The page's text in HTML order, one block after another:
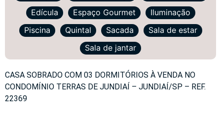
Edícula
Espaço Gourmet
Iluminação
Piscina
Quintal Sacada
Sala de estar
Sala de jantar
CASA SOBRADO COM 03 DORMITÓRIOS À VENDA NO
CONDOMÍNIO TERRAS DE JUNDIAÍ – JUNDIAÍ/SP – REF.
22369